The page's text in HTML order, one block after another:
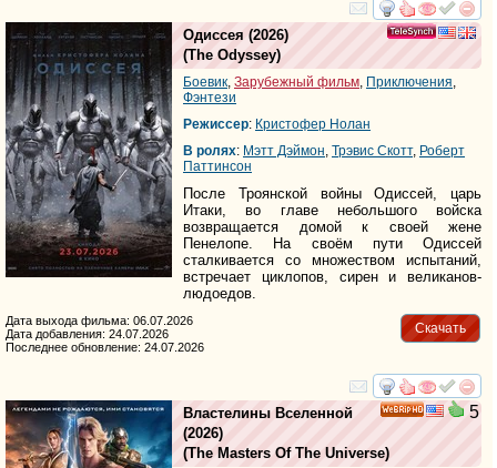
смотреть
Одиссея (2026)
(The Odyssey)
Боевик, Зарубежный фильм, Приключения,
Фэнтези
Режиссер: Кристофер Нолан
В ролях: Мэтт Дэймон, Трэвис Скотт, Роберт
Паттинсон
После Троянской войны Одиссей, царь
Итаки, во главе небольшого войска
возвращается домой к своей жене
Пенелопе. На своём пути Одиссей
сталкивается со множеством испытаний,
встречает циклопов, сирен и великанов-
людоедов.
Скачать
Дата выхода фильма: 06.07.2026
Дата добавления: 24.07.2026
Последнее обновление: 24.07.2026
смотреть
5
Властелины Вселенной
(2026)
(The Masters Of The Universe)